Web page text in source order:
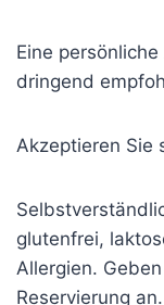
Eine
dringend
Akzeptieren Sie
glutenfrei,
Allergien.
Reservierung an.